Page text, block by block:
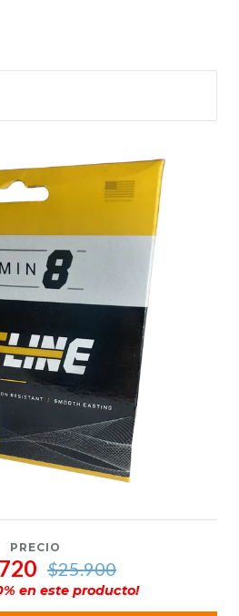
PRECIO
$25.900
% en este producto!